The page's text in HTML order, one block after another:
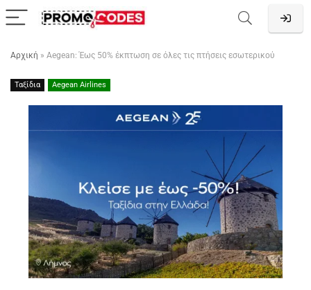
Αρχική » Aegean: Έως 50% έκπτωση σε όλες τις πτήσεις εσωτερικού
Ταξίδια Aegean Airlines